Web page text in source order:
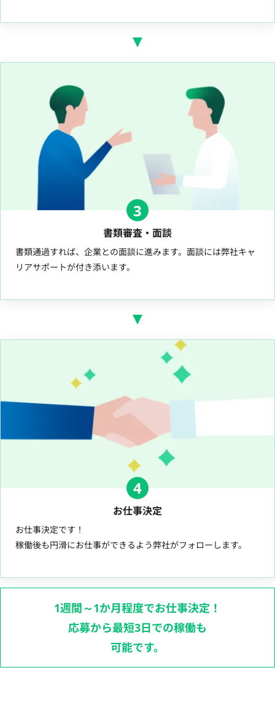
3
書類審査・面談
書類通過すれば、企業との面談に進みます。面談には弊社キャ
リアサポートが付き添います。
4
お仕事決定
お仕事決定です！
稼働後も円滑にお仕事ができるよう弊社がフォローします。
1週間～1か月程度でお仕事決定！
応募から最短3日での稼働も
可能です。